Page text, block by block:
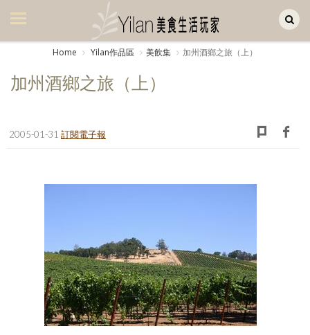
美食集
生活風
餐桌週記
享樂隨手拍
照相簿
Home Yilan作品區 美飲集 加州酒鄉之旅（上）
加州酒鄉之旅（上）
2005-01-31 訂閱電子報